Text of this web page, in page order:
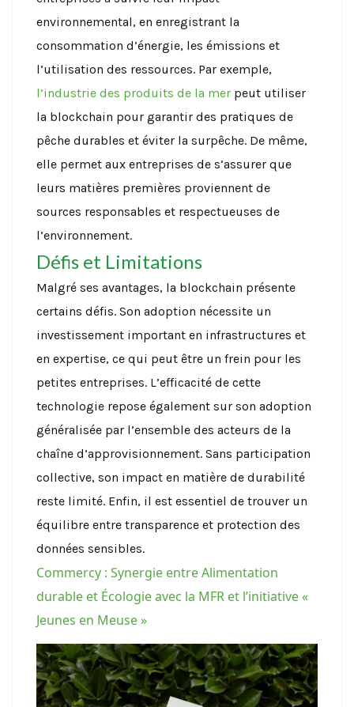
environnemental, en enregistrant la
consommation d’énergie, les émissions et
l’utilisation des ressources. Par exemple,
l’industrie des produits de la mer peut utiliser
la blockchain pour garantir des pratiques de
pêche durables et éviter la surpêche. De même,
elle permet aux entreprises de s’assurer que
leurs matières premières proviennent de
sources responsables et respectueuses de
l’environnement.
Défis et Limitations
Malgré ses avantages, la blockchain présente
certains défis. Son adoption nécessite un
investissement important en infrastructures et
en expertise, ce qui peut être un frein pour les
petites entreprises. L’efficacité de cette
technologie repose également sur son adoption
généralisée par l’ensemble des acteurs de la
chaîne d’approvisionnement. Sans participation
collective, son impact en matière de durabilité
reste limité. Enfin, il est essentiel de trouver un
équilibre entre transparence et protection des
données sensibles.
Commercy : Synergie entre Alimentation
durable et Écologie avec la MFR et l’initiative «
Jeunes en Meuse »